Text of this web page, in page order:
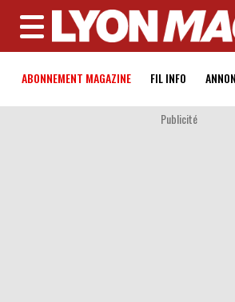
MENU
ABONNEMENT MAGAZINE FIL INFO
Publicité